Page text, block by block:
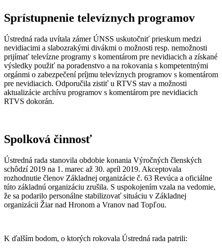
Sprístupnenie televíznych programov
Ústredná rada uvítala zámer ÚNSS uskutočniť prieskum medzi
nevidiacimi a slabozrakými divákmi o možnosti resp. nemožnosti
prijímať televízne programy s komentárom pre nevidiacich a získané
výsledky použiť na poradenstvo a na rokovania s kompetentnými
orgánmi o zabezpečení príjmu televíznych programov s komentárom
pre nevidiacich. Odporučila zistiť u RTVS stav a možnosti
aktualizácie archívu programov s komentárom pre nevidiacich
RTVS dokorán.
Spolková činnosť
Ústredná rada stanovila obdobie konania Výročných členských
schôdzí 2019 na 1. marec až 30. apríl 2019. Akceptovala
rozhodnutie členov Základnej organizácie č. 63 Revúca a oficiálne
túto základnú organizáciu zrušila. S uspokojením vzala na vedomie,
že sa podarilo personálne stabilizovať situáciu v Základnej
organizácii Žiar nad Hronom a Vranov nad Topľou.
K ďalším bodom, o ktorých rokovala Ústredná rada patrili: